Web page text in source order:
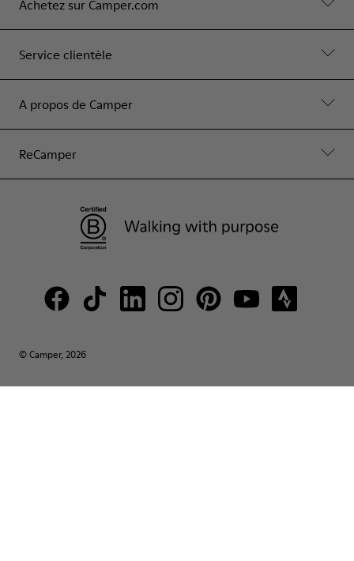
Achetez sur Camper.com
Service clientèle
A propos de Camper
ReCamper
© Camper, 2026